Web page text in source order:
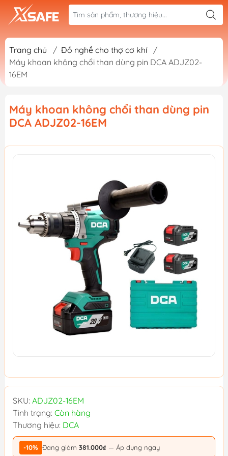
Trang chủ / Đồ nghề cho thợ cơ khí
/
Máy khoan không chổi than dùng pin DCA ADJZ02-
16EM
Máy khoan không chổi than dùng pin
DCA ADJZ02-16EM
SKU: ADJZ02-16EM
Tình trạng: Còn hàng
Thương hiệu: DCA
-10% Đang giảm 381.000₫ — Áp dụng ngay